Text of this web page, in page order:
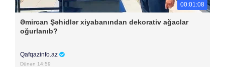
00:01:08
Əmircan Şəhidlər xiyabanından dekorativ ağaclar
oğurlanıb?
Qafqazinfo.az
Dünən 14:59